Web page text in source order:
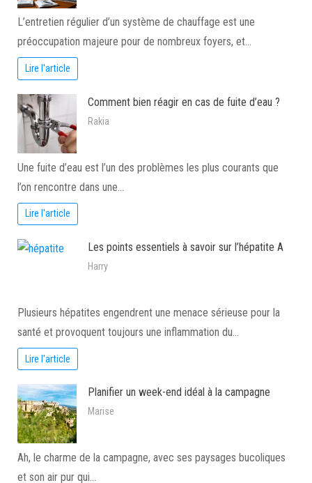
L’entretien régulier d’un système de chauffage est une
préoccupation majeure pour de nombreux foyers, et…
Lire l'article
Comment bien réagir en cas de fuite d’eau ?
Rakia
Une fuite d’eau est l’un des problèmes les plus courants que
l’on rencontre dans une…
Lire l'article
Les points essentiels à savoir sur l’hépatite A
Harry
Plusieurs hépatites engendrent une menace sérieuse pour la
santé et provoquent toujours une inflammation du…
Lire l'article
Planifier un week-end idéal à la campagne
Marise
Ah, le charme de la campagne, avec ses paysages bucoliques
et son air pur qui…